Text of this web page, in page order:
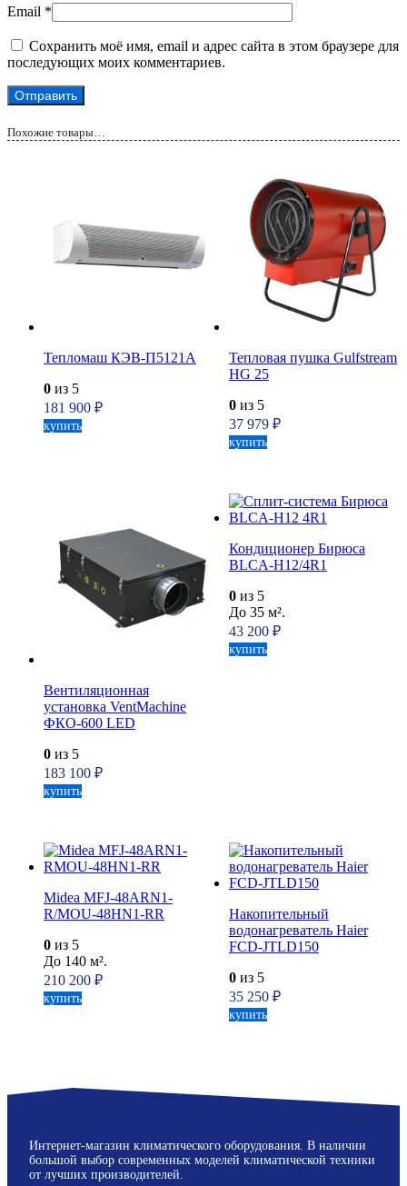
Email *
Сохранить моё имя, email и адрес сайта в этом браузере для
последующих моих комментариев.
Похожие товары…
Тепломаш КЭВ-П5121A
0 из 5
181 900 ₽
купить
Тепловая пушка Gulfstream
HG 25
0из 5
37 979 ₽
купить
Вентиляционная
установка VentMachine
ФКО-600 LED
0 из 5
183 100 ₽
купить
Кондиционер Бирюса
BLCA-H12/4R1
0из 5
До 35 м².
43 200 ₽
купить
Midea MFJ-48ARN1-
R/MOU-48HN1-RR
0 из 5
До 140 м².
210 200 ₽
купить
Накопительный
водонагреватель Haier
FCD-JTLD150
0из 5
35 250 ₽
купить
Интернет-магазин климатического оборудования. В наличии
большой выбор современных моделей климатической техники
от лучших производителей.